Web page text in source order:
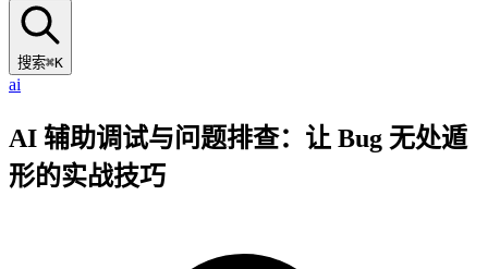
搜索⌘K
ai
AI 辅助调试与问题排查：让 Bug 无处遁
形的实战技巧